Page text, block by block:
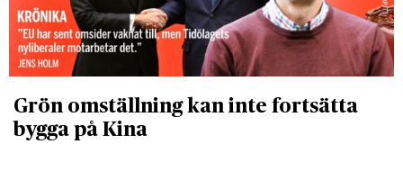
Grön omställning kan inte fortsätta
bygga på Kina